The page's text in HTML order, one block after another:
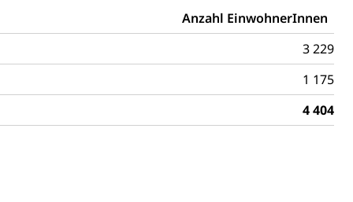
Anzahl EinwohnerInnen
3 229
1 175
4 404
Krankenkasse
Tabakprävention, Primärprävention,